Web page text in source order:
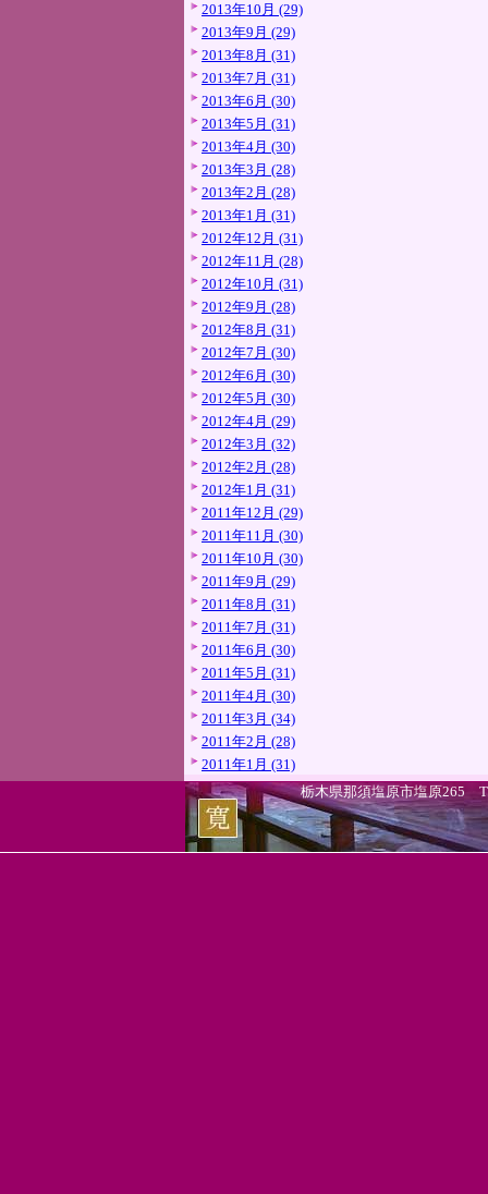
2013年10月 (29)
2013年9月 (29)
2013年8月 (31)
2013年7月 (31)
2013年6月 (30)
2013年5月 (31)
2013年4月 (30)
2013年3月 (28)
2013年2月 (28)
2013年1月 (31)
2012年12月 (31)
2012年11月 (28)
2012年10月 (31)
2012年9月 (28)
2012年8月 (31)
2012年7月 (30)
2012年6月 (30)
2012年5月 (30)
2012年4月 (29)
2012年3月 (32)
2012年2月 (28)
2012年1月 (31)
2011年12月 (29)
2011年11月 (30)
2011年10月 (30)
2011年9月 (29)
2011年8月 (31)
2011年7月 (31)
2011年6月 (30)
2011年5月 (31)
2011年4月 (30)
2011年3月 (34)
2011年2月 (28)
2011年1月 (31)
栃木県那須塩原市塩原265